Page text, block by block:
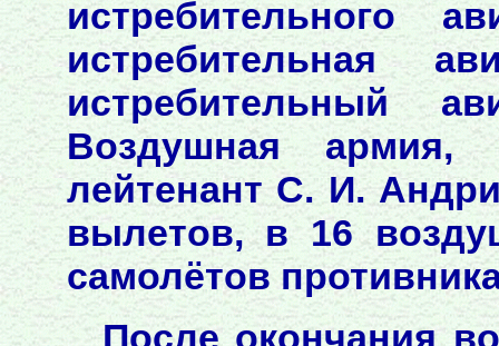
истребительного
истребительная
истребительный
Воздушная армия,
лейтенант С. И.
вылетов, в 16
самолётов
После окончания